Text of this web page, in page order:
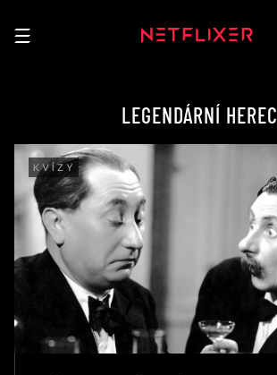
LEGENDÁRNÍ HEREC
KVÍZY